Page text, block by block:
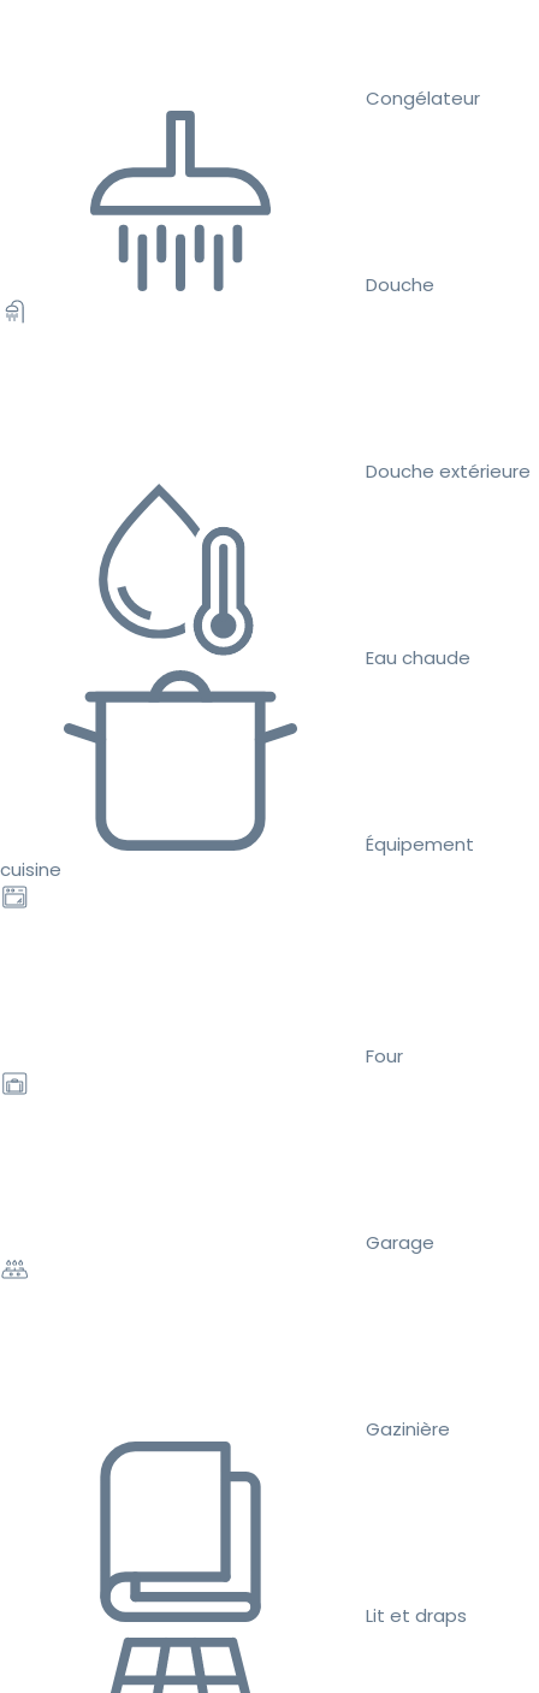
Congélateur
Douche
Douche extérieure
Eau chaude
Équipement
cuisine
Four
Garage
Gazinière
Lit et draps